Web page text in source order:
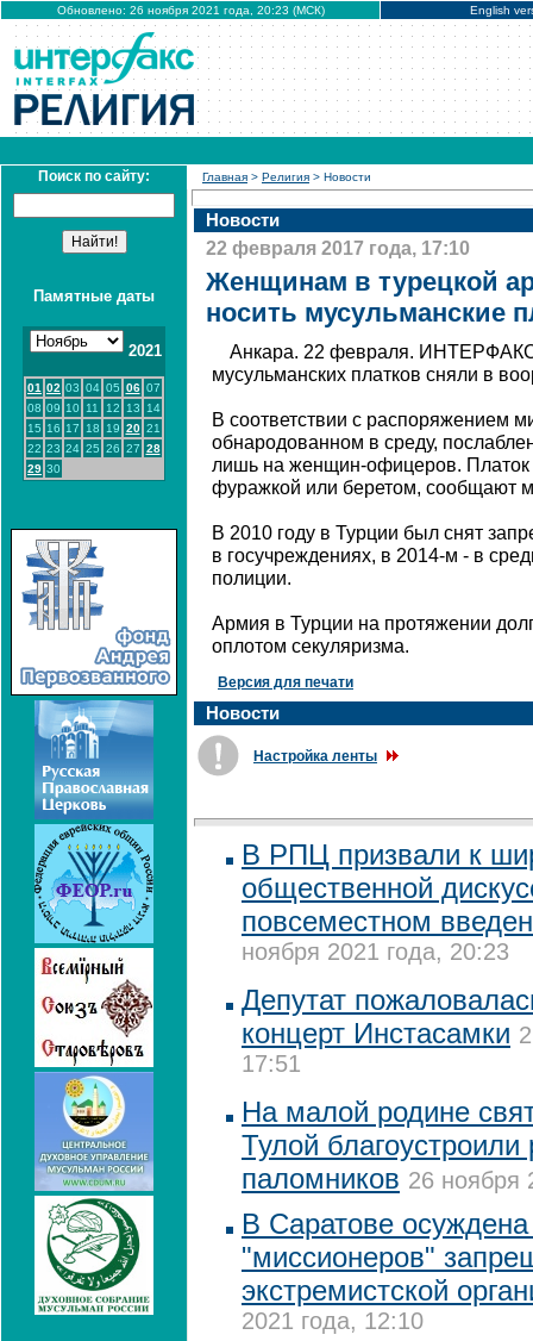
Обновлено: 26 ноября 2021 года, 20:23 (МСК) English
Поиск по сайту:
Памятные даты
2021
01 02 03 04 05 06 07
08 09 10 11 12 13
14
15 16 17 18 19 20 21
22 23 24 25 26 27 28
29 30
Главная > Религия > Новости
Новости
22 февраля 2017 года, 17:10
Женщинам в турецкой
носить мусульманские
Анкара. 22 февраля.
мусульманских платков сняли в
В соответствии с распоряжением
обнародованном в среду,
лишь на женщин-офицеров. Платок
фуражкой или беретом, сообщают
В 2010 году в Турции был снят
в госучреждениях, в 2014-м - в
полиции.
Армия в Турции на протяжении
оплотом секуляризма.
Версия для печати
Новости
Настройка ленты
В РПЦ призвали к
общественной
повсеместном
ноября 2021 года, 20:23
Депутат
концерт Инстасамки
17:51
На малой родине
Тулой благоустроили
паломников 26 ноября
В Саратове осуждена
"миссионеров"
экстремистской
2021 года, 12:10